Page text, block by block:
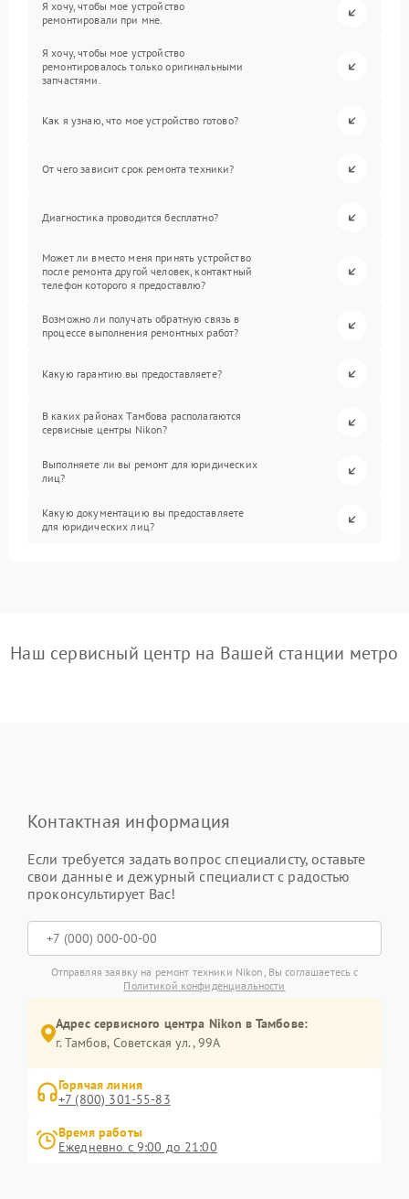
Я хочу, чтобы мое устройство
ремонтировали при мне.
Я хочу, чтобы мое устройство
ремонтировалось только оригинальными
запчастями.
Как я узнаю, что мое устройство готово?
От чего зависит срок ремонта техники?
Диагностика проводится бесплатно?
Может ли вместо меня принять устройство
после ремонта другой человек, контактный
телефон которого я предоставлю?
Возможно ли получать обратную связь в
процессе выполнения ремонтных работ?
Какую гарантию вы предоставляете?
В каких районах Тамбова располагаются
сервисные центры Nikon?
Выполняете ли вы ремонт для юридических
лиц?
Какую документацию вы предоставляете
для юридических лиц?
Наш сервисный центр на Вашей станции метро
Контактная информация
Если требуется задать вопрос специалисту, оставьте
свои данные и дежурный специалист с радостью
проконсультирует Вас!
Отправляя заявку на ремонт техники Nikon, Вы соглашаетесь с
Политикой конфиденциальности
Адрес сервисного центра Nikon в Тамбове:
г. Тамбов, Советская ул., 99А
Горячая линия
+7 (800) 301-55-83
Время работы
Ежедневно с 9:00 до 21:00